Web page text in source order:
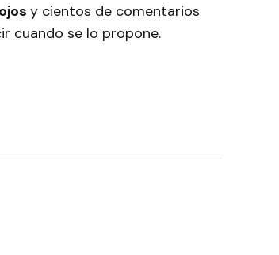
y cientos de comentarios
cuando se lo propone.